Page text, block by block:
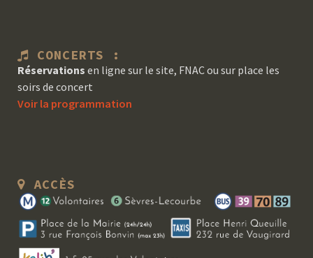
CONCERTS :
Réservations en ligne sur le site, FNAC ou sur place les
soirs de concert
Voir la programmation
ACCÈS